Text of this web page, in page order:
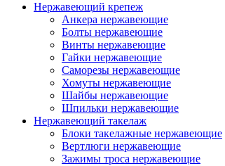
Нержавеющий крепеж
Анкера нержавеющие
Болты нержавеющие
Винты нержавеющие
Гайки нержавеющие
Саморезы нержавеющие
Хомуты нержавеющие
Шайбы нержавеющие
Шпильки нержавеющие
Нержавеющий такелаж
Блоки такелажные нержавеющие
Вертлюги нержавеющие
Зажимы троса нержавеющие